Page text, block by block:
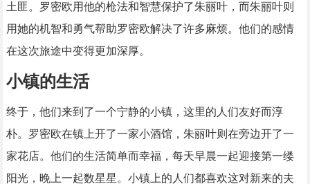
土匪。罗密欧用他的枪法和智慧保护了朱丽叶，而朱丽叶则
用她的机智和勇气帮助罗密欧解决了许多麻烦。他们的感情
在这次旅途中变得更加深厚。
小镇的生活
终于，他们来到了一个宁静的小镇，这里的人们友好而淳
朴。罗密欧在镇上开了一家小酒馆，朱丽叶则在旁边开了一
家花店。他们的生活简单而幸福，每天早晨一起迎接第一缕
阳光，晚上一起数星星。小镇上的人们都喜欢这对新来的夫